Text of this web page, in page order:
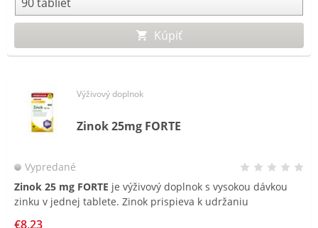
Kúpiť
Výživový doplnok
Zinok 25mg FORTE
Vypredané
Zinok 25 mg FORTE je výživový doplnok s vysokou dávkou
zinku v jednej tablete. Zinok prispieva k udržaniu
€8,23